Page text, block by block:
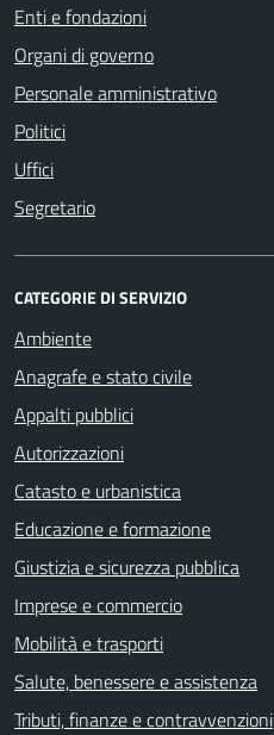
Enti e fondazioni
Organi di governo
Personale amministrativo
Politici
Uffici
Segretario
CATEGORIE DI SERVIZIO
Ambiente
Anagrafe e stato civile
Appalti pubblici
Autorizzazioni
Catasto e urbanistica
Educazione e formazione
Giustizia e sicurezza pubblica
Imprese e commercio
Mobilità e trasporti
Salute, benessere e assistenza
Tributi, finanze e contravvenzioni